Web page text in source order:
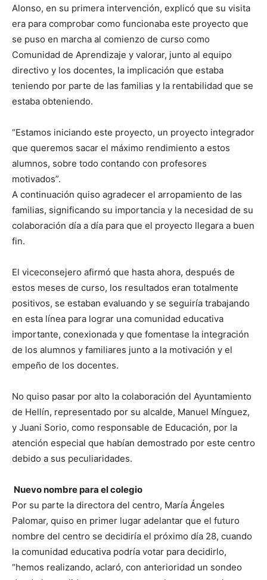
Alonso, en su primera intervención, explicó que su visita
era para comprobar como funcionaba este proyecto que
se puso en marcha al comienzo de curso como
Comunidad de Aprendizaje y valorar, junto al equipo
directivo y los docentes, la implicación que estaba
teniendo por parte de las familias y la rentabilidad que se
estaba obteniendo.
“Estamos iniciando este proyecto, un proyecto integrador
que queremos sacar el máximo rendimiento a estos
alumnos, sobre todo contando con profesores
motivados”.
A continuación quiso agradecer el arropamiento de las
familias, significando su importancia y la necesidad de su
colaboración día a día para que el proyecto llegara a buen
fin.
El viceconsejero afirmó que hasta ahora, después de
estos meses de curso, los resultados eran totalmente
positivos, se estaban evaluando y se seguiría trabajando
en esta línea para lograr una comunidad educativa
importante, conexionada y que fomentase la integración
de los alumnos y familiares junto a la motivación y el
empeño de los docentes.
No quiso pasar por alto la colaboración del Ayuntamiento
de Hellín, representado por su alcalde, Manuel Mínguez,
y Juani Sorio, como responsable de Educación, por la
atención especial que habían demostrado por este centro
debido a sus peculiaridades.
Nuevo nombre para el colegio
Por su parte la directora del centro, María Ángeles
Palomar, quiso en primer lugar adelantar que el futuro
nombre del centro se decidiría el próximo día 28, cuando
la comunidad educativa podría votar para decidirlo,
“hemos realizando, aclaró, con anterioridad un sondeo